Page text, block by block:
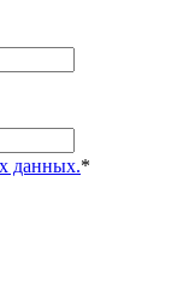
данных.*